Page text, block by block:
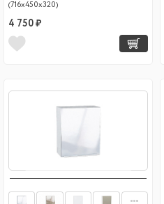
(716х450х320)
4 750 ₽